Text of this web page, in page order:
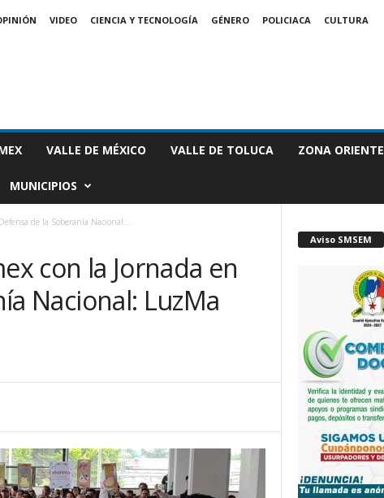
VIDEO CIENCIA Y TECNOLOGÍA GÉNERO POLICIACA
CULTURA
VALLE DE MÉXICO VALLE DE TOLUCA ZONA ORIENTE
MUNICIPIOS
de la Soberanía Nacional:...
con la Jornada en
Nacional: LuzMa
Aviso SMSEM